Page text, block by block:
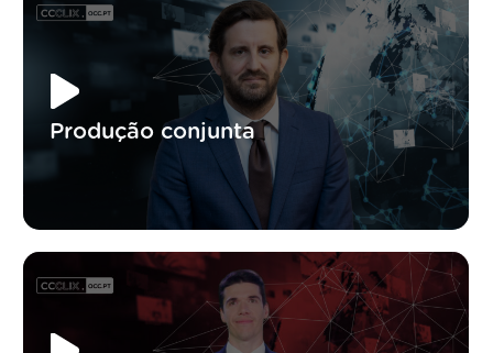
Produção conjunta